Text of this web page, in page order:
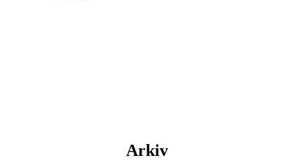
Arkiv